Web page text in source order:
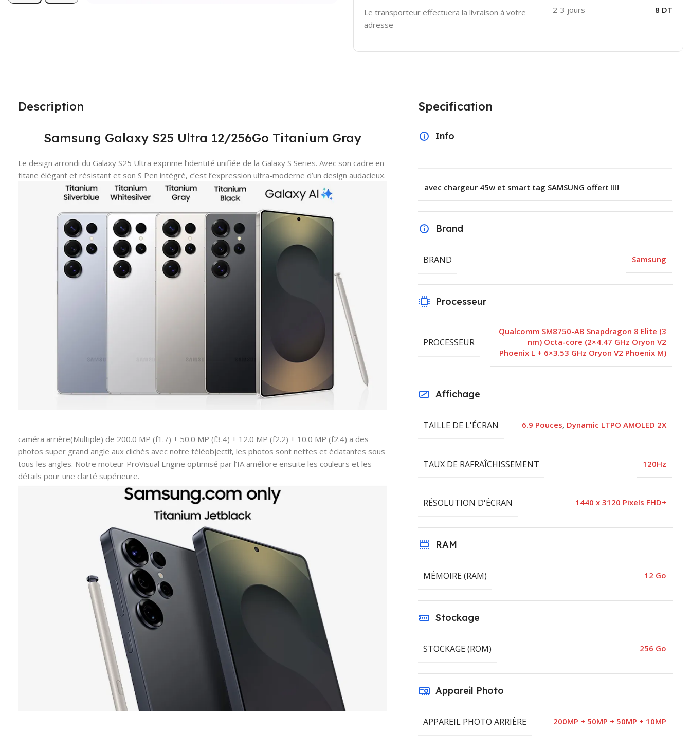
Le transporteur effectuera la livraison à votre
adresse
2-3 jours 8 DT
Description
Samsung Galaxy S25 Ultra 12/256Go Titanium Gray
Le design arrondi du Galaxy S25 Ultra exprime l’identité unifiée de la Galaxy S Series. Avec son cadre en
titane élégant et résistant et son S Pen intégré, c’est l’expression ultra-moderne d’un design audacieux.
caméra arrière(Multiple) de 200.0 MP (f1.7) + 50.0 MP (f3.4) + 12.0 MP (f2.2) + 10.0 MP (f2.4) a des
photos super grand angle aux clichés avec notre téléobjectif, les photos sont nettes et éclatantes sous
tous les angles. Notre moteur ProVisual Engine optimisé par l’IA améliore ensuite les couleurs et les
détails pour une clarté supérieure.
Specification
Info
avec chargeur 45w et smart tag SAMSUNG offert !!!!
Brand
BRAND Samsung
Processeur
PROCESSEUR
Qualcomm SM8750-AB Snapdragon 8 Elite (3
nm) Octa-core (2×4.47 GHz Oryon V2
Phoenix L + 6×3.53 GHz Oryon V2 Phoenix M)
Affichage
TAILLE DE L'ÉCRAN 6.9 Pouces, Dynamic LTPO AMOLED 2X
TAUX DE RAFRAÎCHISSEMENT 120Hz
RÉSOLUTION D'ÉCRAN 1440 x 3120 Pixels FHD+
RAM
MÉMOIRE (RAM) 12 Go
Stockage
STOCKAGE (ROM) 256 Go
Appareil Photo
APPAREIL PHOTO ARRIÈRE 200MP + 50MP + 50MP + 10MP